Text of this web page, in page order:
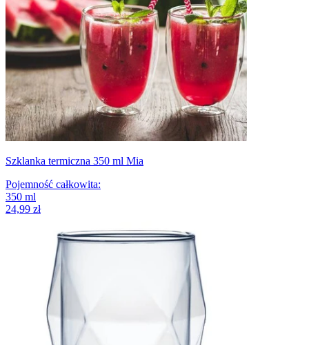
Szklanka termiczna 350 ml Mia
Pojemność całkowita:
350 ml
24,99 zł